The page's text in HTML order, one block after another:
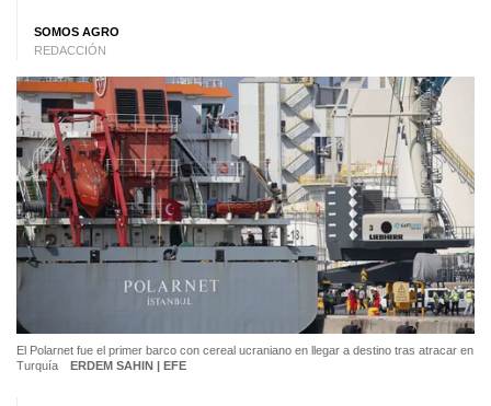
SOMOS AGRO
REDACCIÓN
El Polarnet fue el primer barco con cereal ucraniano en llegar a destino tras atracar en
Turquía
ERDEM SAHIN | EFE